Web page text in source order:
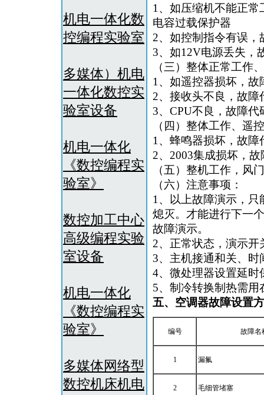
机电一体化数
控编程实验室
多媒体）机电
一体化数控实
验室设备
机电一体化
《数控编程实
验室》
数控加工中心
高级编程实验
室设备
机电一体化
《数控编程实
验室》
多媒体网络型
数控机床机电
1、如压缩机不能正
电容过载保护器
2、如控制指令有误，
3、如12V电源丢失，
（三）整体正常工作
1、如遥控器损坏，故
2、接收头不良，故障
3、CPU不良，故障代
（四）整体工作、遥
1、蜂鸣器损坏，故障
2、2003集成损坏，
（五）整机工作，风
（六）注意事项：
1、以上故障演示，
熄灭。才能进行下一个
故障演示。
2、正常状态，演示
3、主机接通和关、
4、微处理器设置延时
5、制冷转换制热需
五、 空调器故障设置
编号 故障名
1 漏氟
2 毛细管堵塞